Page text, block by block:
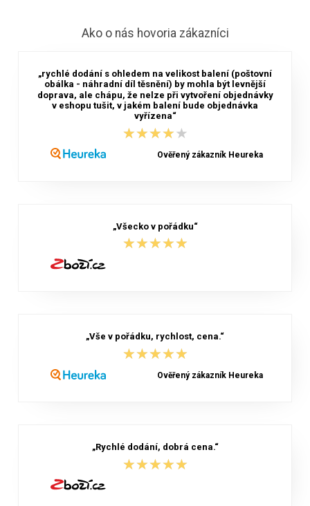
Ako o nás hovoria zákazníci
„rychlé dodání s ohledem na velikost balení (poštovní
obálka - náhradní díl těsnění) by mohla být levnější
doprava, ale chápu, že nelze při vytvoření objednávky
v eshopu tušit, v jakém balení bude objednávka
vyřízena“
★★★★★
★★★★★
Ověřený zákazník Heureka
„Všecko v pořádku“
★★★★★
★★★★★
„Vše v pořádku, rychlost, cena.“
★★★★★
★★★★★
Ověřený zákazník Heureka
„Rychlé dodání, dobrá cena.“
★★★★★
★★★★★